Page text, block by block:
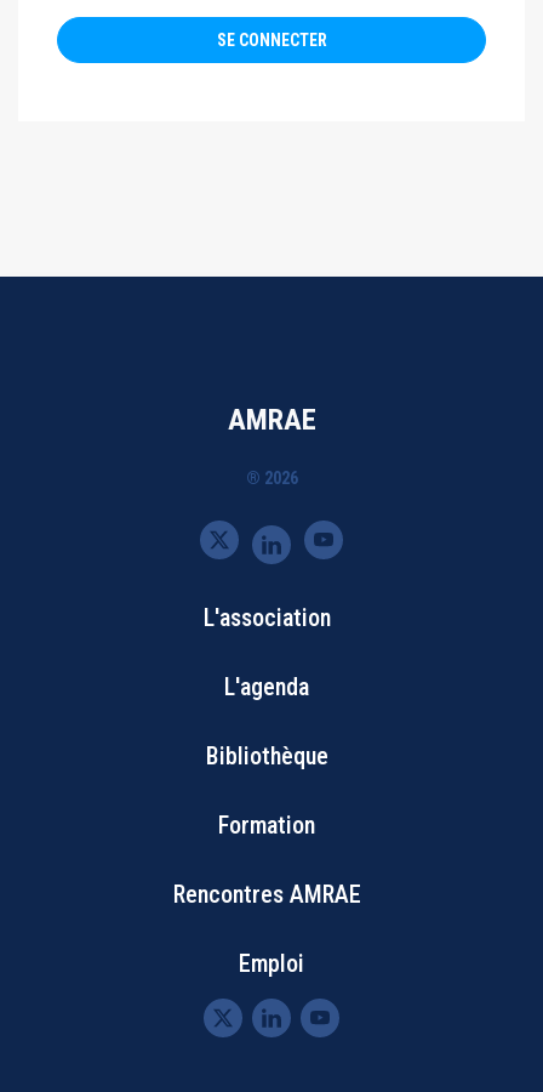
AMRAE
® 2026
Bottom
Footer
Menu
L'association
L'agenda
Bibliothèque
Formation
Rencontres AMRAE
Emploi